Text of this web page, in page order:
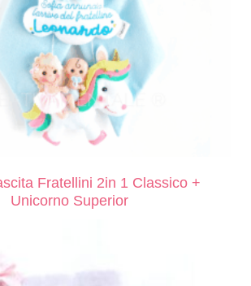
Fratellini 2in 1 Classico +
Unicorno Superior